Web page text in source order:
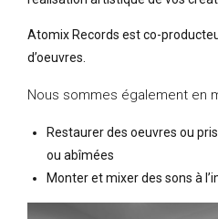
Atomix Records est co-
d’oeuvres.
Nous sommes également en
Restaurer des oeuvres ou
ou abîmées
Monter et mixer des sons à